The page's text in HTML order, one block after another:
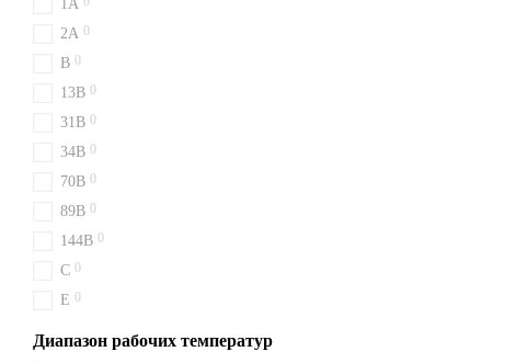
1A
2A 0
B 0
13B 0
31B 0
34B 0
70B 0
89B 0
144B 0
C 0
E 0
Диапазон рабочих температур